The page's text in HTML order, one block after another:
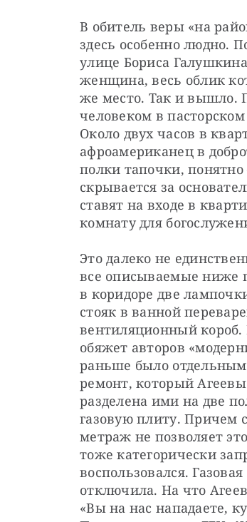
В обитель веры «на
здесь особенно людно.
улице Бориса
женщина, весь облик
же место. Так и вышло.
человеком в
Около двух часов в
афроамериканец в
полки тапочки,
скрывается за
ставят на входе в
комнату для
Это далеко не
все описываемые ниже
в коридоре две
стояк в ванной
вентиляционный
обяжет авторов
раньше было
ремонт, который
разделена ими на две
газовую плиту.
метраж не позволяет
тоже категорически
воспользовался.
отключила. На что
«Вы на нас нападаете,